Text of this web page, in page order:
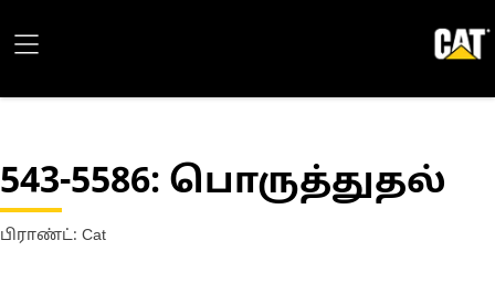
543-5586: பொருத்துதல்
பிராண்ட்: Cat